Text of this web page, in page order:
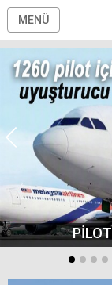
MENÜ